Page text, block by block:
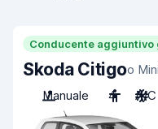
Conducente
Skoda Citigoo
Manuale
4 A/C